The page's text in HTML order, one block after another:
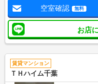
空室確認 無料
お店
賃貸マンション
ＴＨハイム千葉